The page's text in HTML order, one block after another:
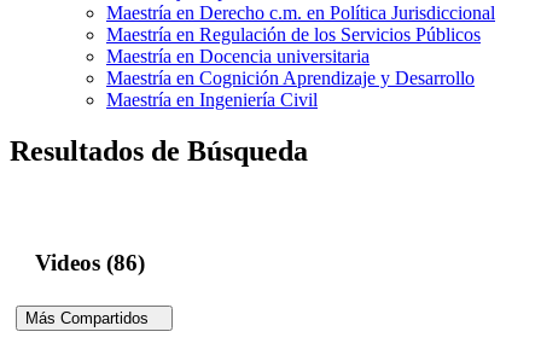
Maestría en Derecho c.m. en Política Jurisdiccional
Maestría en Regulación de los Servicios Públicos
Maestría en Docencia universitaria
Maestría en Cognición Aprendizaje y Desarrollo
Maestría en Ingeniería Civil
Resultados de Búsqueda
Videos (86)
Más Compartidos